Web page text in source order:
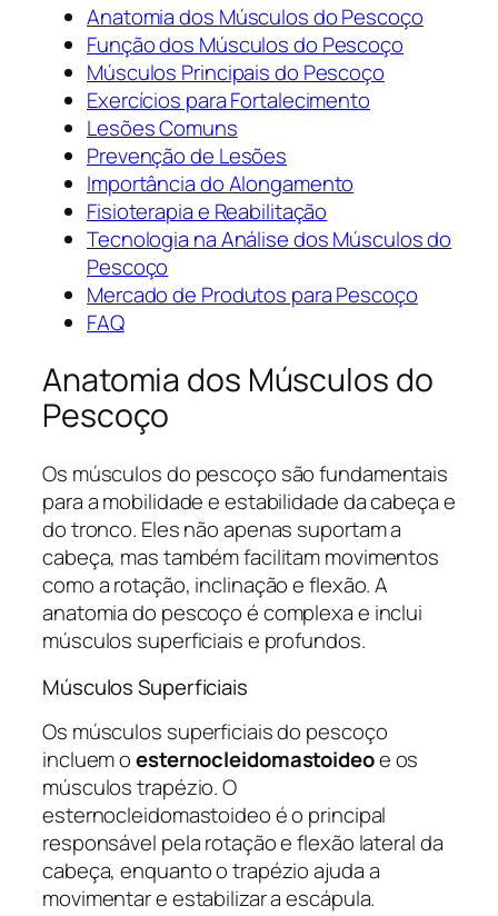
Anatomia dos Músculos do Pescoço
Função dos Músculos do Pescoço
Músculos Principais do Pescoço
Exercícios para Fortalecimento
Lesões Comuns
Prevenção de Lesões
Importância do Alongamento
Fisioterapia e Reabilitação
Tecnologia na Análise dos Músculos do
Pescoço
Mercado de Produtos para Pescoço
FAQ
Anatomia dos Músculos do
Pescoço
Os músculos do pescoço são fundamentais
para a mobilidade e estabilidade da cabeça e
do tronco. Eles não apenas suportam a
cabeça, mas também facilitam movimentos
como a rotação, inclinação e flexão. A
anatomia do pescoço é complexa e inclui
músculos superficiais e profundos.
Músculos Superficiais
Os músculos superficiais do pescoço
incluem oesternocleidomastoideoe os
músculos trapézio. O
esternocleidomastoideo é o principal
responsável pela rotação e flexão lateral da
cabeça, enquanto o trapézio ajuda a
movimentar e estabilizar a escápula.